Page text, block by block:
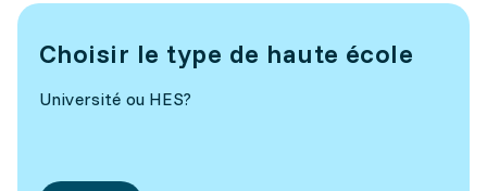
Choisir le type de haute école
Université ou HES?